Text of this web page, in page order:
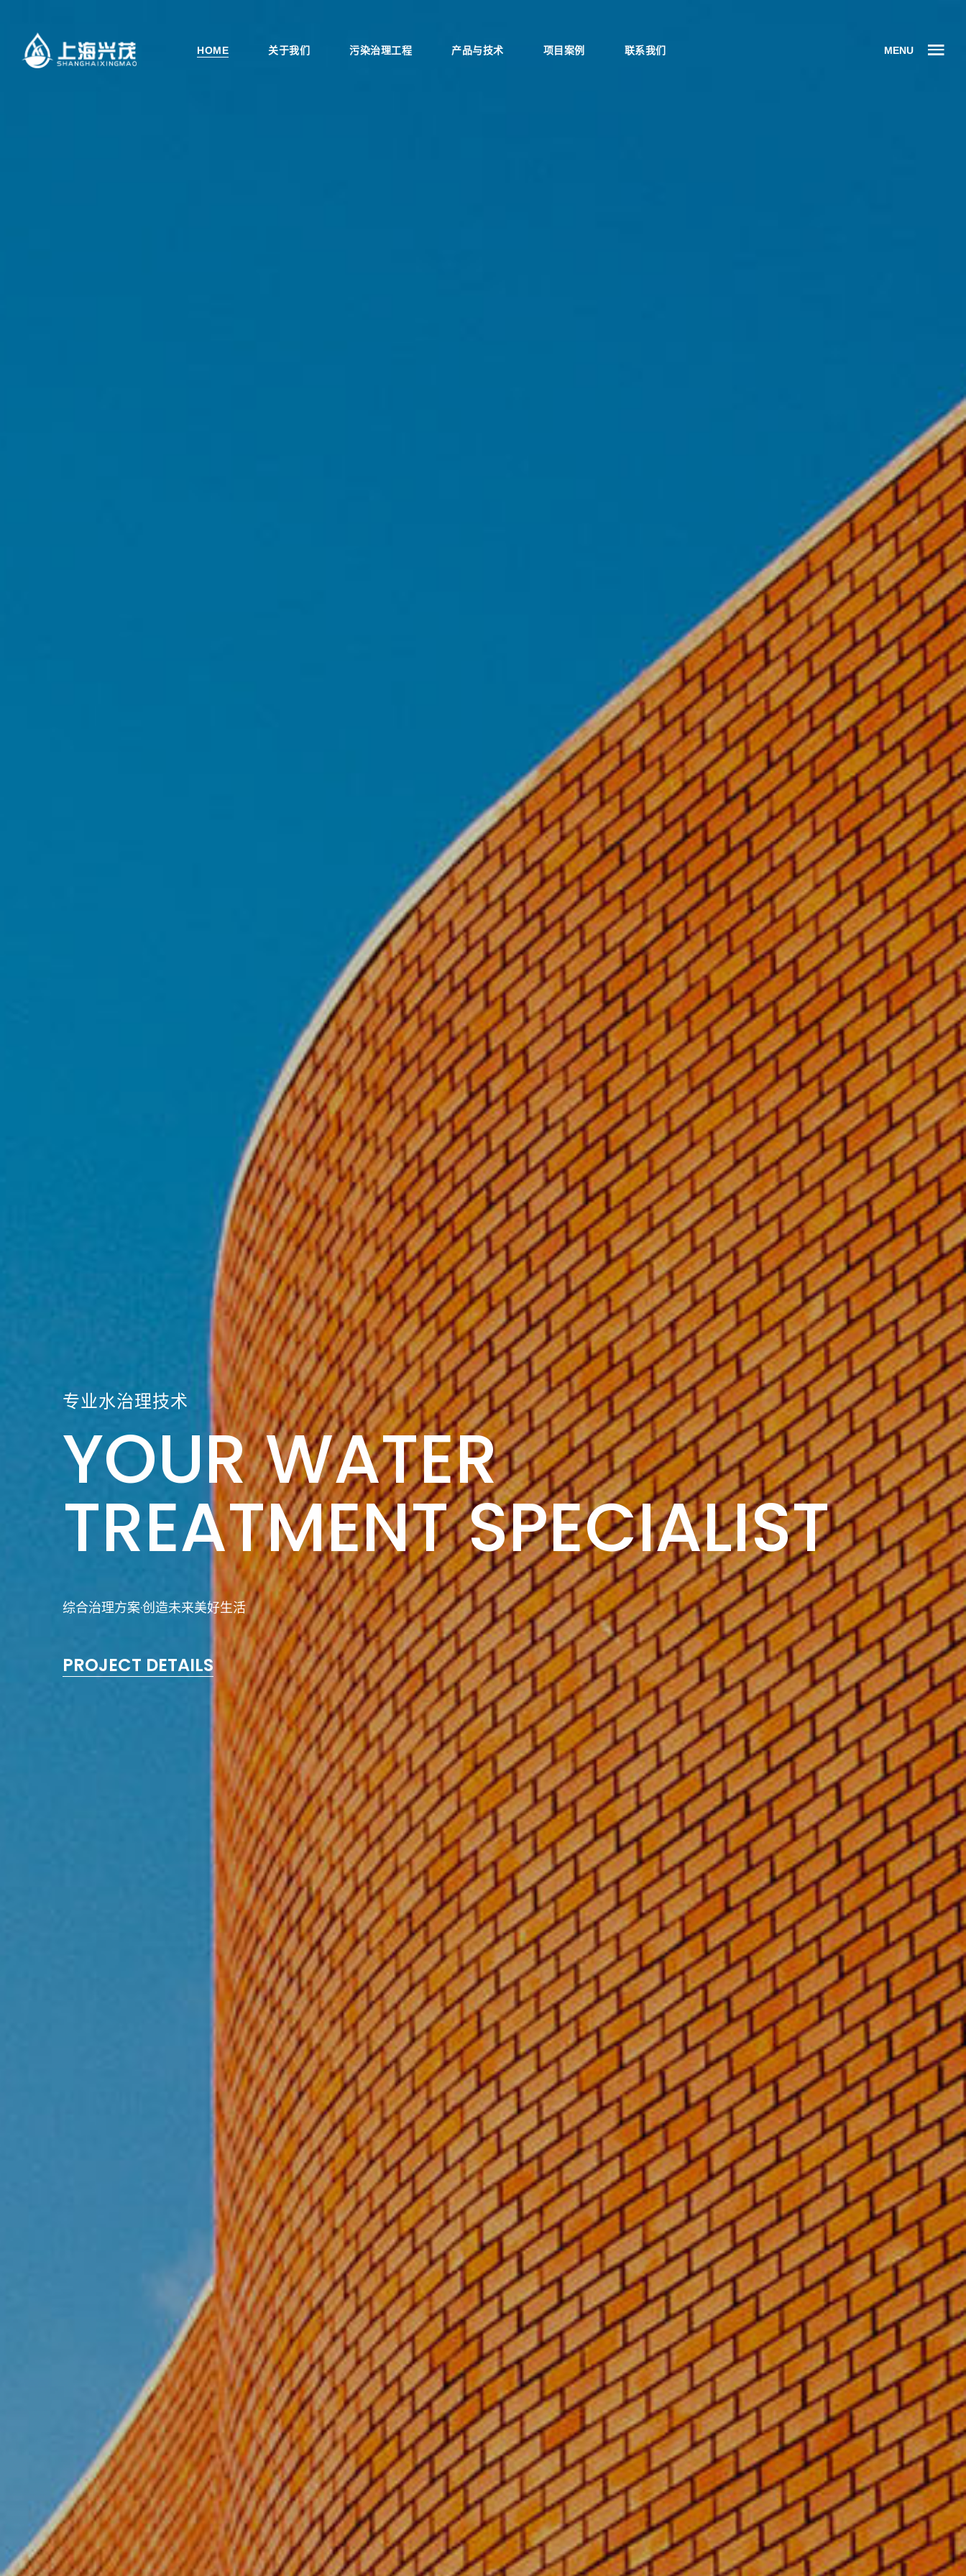
HOME 关于我们 污染治理工程 产品与技术 项目案例 联系我们 MENU
专业水治理技术
YOUR WATER
TREATMENT SPECIALIST
综合治理方案·创造未来美好生活
PROJECT DETAILS